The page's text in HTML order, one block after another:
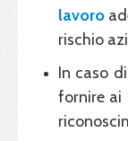
lavoro
rischio
In caso di
fornire ai